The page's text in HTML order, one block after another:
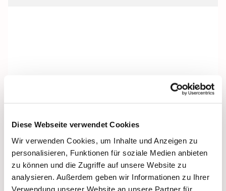
Diese Webseite verwendet Cookies
Wir verwenden Cookies, um Inhalte und Anzeigen zu
personalisieren, Funktionen für soziale Medien anbieten
zu können und die Zugriffe auf unsere Website zu
analysieren. Außerdem geben wir Informationen zu Ihrer
Verwendung unserer Website an unsere Partner für